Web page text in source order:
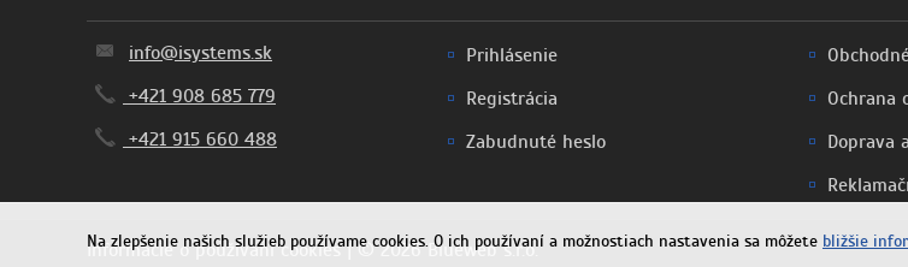
info@isystems.sk
+421 908 685 779
+421 915 660 488
Prihlásenie
Registrácia
Zabudnuté heslo
Ochrana
Doprava
Informácie o používaní cookies| © 2026 Blueweb s.r.o.
Na zlepšenie našich služieb používame cookies. O ich používaní a možnostiach nastavenia sa môžete bližšie